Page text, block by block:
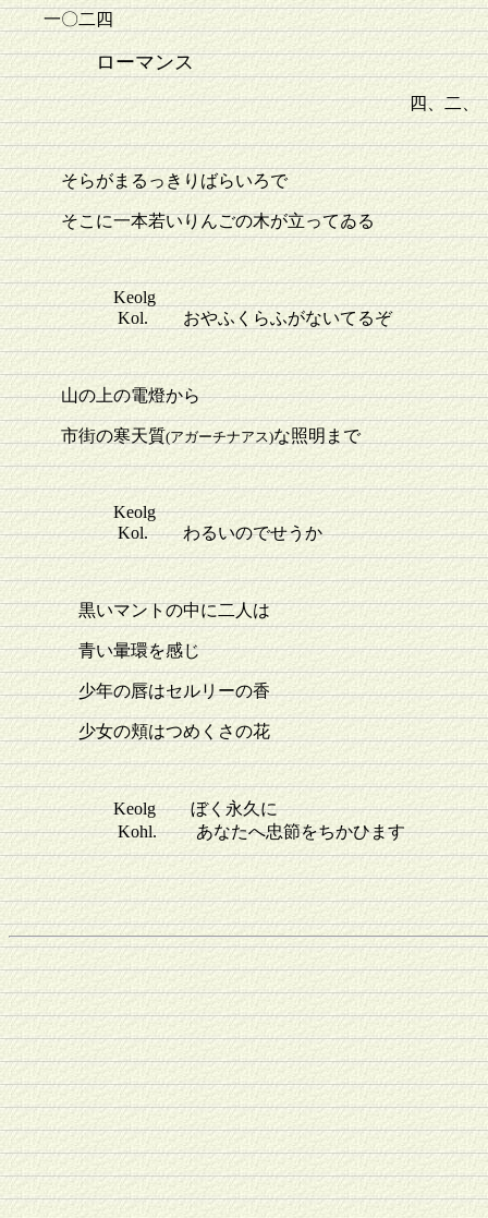
一〇二四
ローマンス
四、二、
そらがまるっきりばらいろで
そこに一本若いりんごの木が立ってゐる
Keolg
Kol. おやふくらふがないてるぞ
山の上の電燈から
市街の寒天質(アガーチナアス)な照明まで
Keolg
Kol. わるいのでせうか
黒いマントの中に二人は
青い暈環を感じ
少年の唇はセルリーの香
少女の頬はつめくさの花
Keolg ぼく永久に
Kohl. あなたへ忠節をちかひます